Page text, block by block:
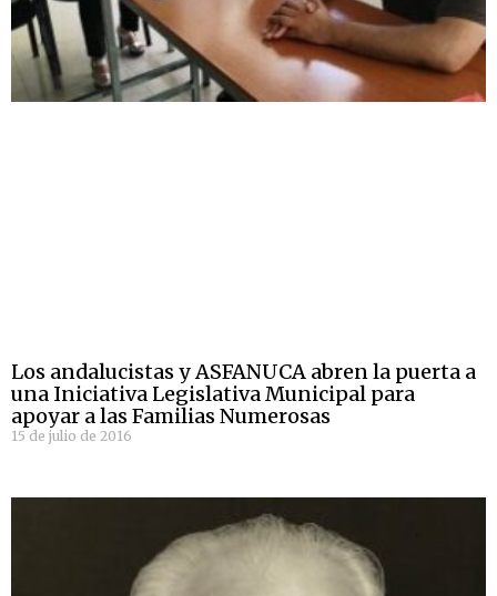
Los andalucistas y ASFANUCA abren la puerta a
una Iniciativa Legislativa Municipal para
apoyar a las Familias Numerosas
15 de julio de 2016